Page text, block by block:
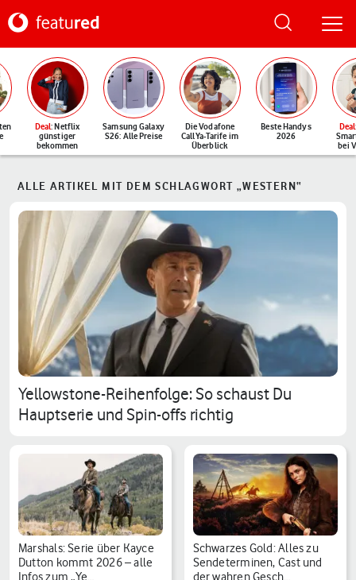
Deal: Netflix
günstiger
bekommen
Samsung Galaxy
S26: Alle Preise
Die Vodafone
CallYa-Tarife im
Überblick
Beste Handys
2026
Deal
bei
ALLE ARTIKEL MIT DEM SCHLAGWORT „WESTERN“
Yellowstone-Reihenfolge: So schaust Du
Hauptserie und Spin-offs richtig
Marshals: Serie über Kayce
Dutton kommt 2026 – alle
Infos zum „Ye…
Schwarzes Gold: Alles zu
Sendeterminen, Cast und
der wahren Gesch…